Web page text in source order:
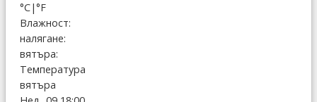
°C|°F
Влажност:
налягане:
вятъра:
Температура
вятъра